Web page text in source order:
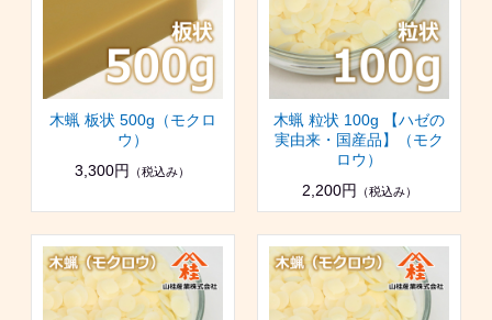
木蝋 板状 500g（モクロ
ウ）
3,300円
（税込み）
木蝋 粒状 100g 【ハゼの
実由来・国産品】（モク
ロウ）
2,200円
（税込み）